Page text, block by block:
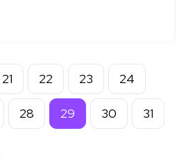
21 22 23 24
28 29 30 31